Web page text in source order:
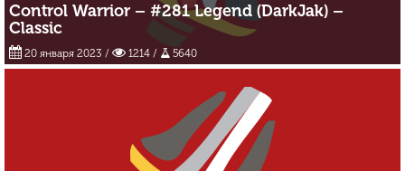
Control Warrior – #281 Legend (DarkJak) –
Classic
20 января 2023 / 1214 / 5640